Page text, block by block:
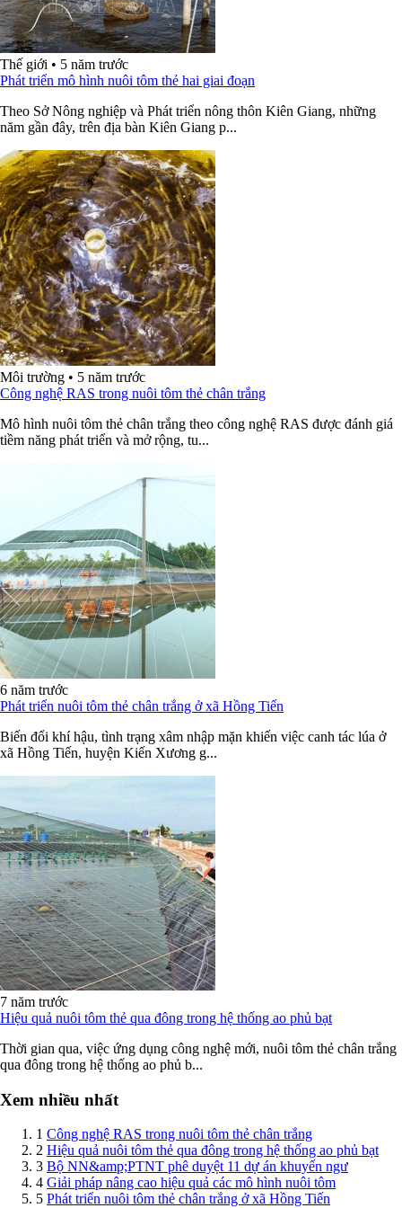
Thế giới • 5 năm trước
Phát triển mô hình nuôi tôm thẻ hai giai đoạn
Theo Sở Nông nghiệp và Phát triển nông thôn Kiên Giang, những
năm gần đây, trên địa bàn Kiên Giang p...
Môi trường • 5 năm trước
Công nghệ RAS trong nuôi tôm thẻ chân trắng
Mô hình nuôi tôm thẻ chân trắng theo công nghệ RAS được đánh giá
tiềm năng phát triển và mở rộng, tu...
6 năm trước
Phát triển nuôi tôm thẻ chân trắng ở xã Hồng Tiến
Biến đổi khí hậu, tình trạng xâm nhập mặn khiến việc canh tác lúa ở
xã Hồng Tiến, huyện Kiến Xương g...
7 năm trước
Hiệu quả nuôi tôm thẻ qua đông trong hệ thống ao phủ bạt
Thời gian qua, việc ứng dụng công nghệ mới, nuôi tôm thẻ chân trắng
qua đông trong hệ thống ao phủ b...
Xem nhiều nhất
1 Công nghệ RAS trong nuôi tôm thẻ chân trắng
2 Hiệu quả nuôi tôm thẻ qua đông trong hệ thống ao phủ bạt
3 Bộ NN&amp;PTNT phê duyệt 11 dự án khuyến ngư
4 Giải pháp nâng cao hiệu quả các mô hình nuôi tôm
5 Phát triển nuôi tôm thẻ chân trắng ở xã Hồng Tiến